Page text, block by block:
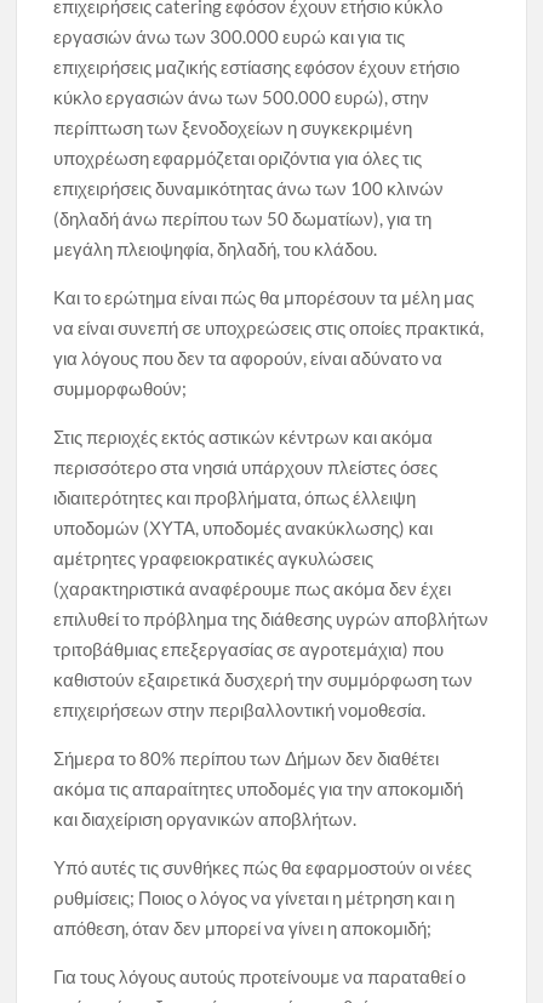
επιχειρήσεις catering εφόσον έχουν ετήσιο κύκλο
εργασιών άνω των 300.000 ευρώ και για τις
επιχειρήσεις μαζικής εστίασης εφόσον έχουν ετήσιο
κύκλο εργασιών άνω των 500.000 ευρώ), στην
περίπτωση των ξενοδοχείων η συγκεκριμένη
υποχρέωση εφαρμόζεται οριζόντια για όλες τις
επιχειρήσεις δυναμικότητας άνω των 100 κλινών
(δηλαδή άνω περίπου των 50 δωματίων), για τη
μεγάλη πλειοψηφία, δηλαδή, του κλάδου.
Και το ερώτημα είναι πώς θα μπορέσουν τα μέλη μας
να είναι συνεπή σε υποχρεώσεις στις οποίες πρακτικά,
για λόγους που δεν τα αφορούν, είναι αδύνατο να
συμμορφωθούν;
Στις περιοχές εκτός αστικών κέντρων και ακόμα
περισσότερο στα νησιά υπάρχουν πλείστες όσες
ιδιαιτερότητες και προβλήματα, όπως έλλειψη
υποδομών (ΧΥΤΑ, υποδομές ανακύκλωσης) και
αμέτρητες γραφειοκρατικές αγκυλώσεις
(χαρακτηριστικά αναφέρουμε πως ακόμα δεν έχει
επιλυθεί το πρόβλημα της διάθεσης υγρών αποβλήτων
τριτοβάθμιας επεξεργασίας σε αγροτεμάχια) που
καθιστούν εξαιρετικά δυσχερή την συμμόρφωση των
επιχειρήσεων στην περιβαλλοντική νομοθεσία.
Σήμερα το 80% περίπου των Δήμων δεν διαθέτει
ακόμα τις απαραίτητες υποδομές για την αποκομιδή
και διαχείριση οργανικών αποβλήτων.
Υπό αυτές τις συνθήκες πώς θα εφαρμοστούν οι νέες
ρυθμίσεις; Ποιος ο λόγος να γίνεται η μέτρηση και η
απόθεση, όταν δεν μπορεί να γίνει η αποκομιδή;
Για τους λόγους αυτούς προτείνουμε να παραταθεί ο